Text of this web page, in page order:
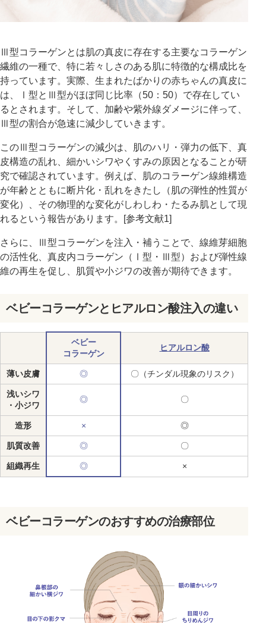
Ⅲ型コラーゲンとは肌の真皮に存在する主要なコラーゲン
繊維の一種で、特に若々しさのある肌に特徴的な構成比を
持っています。実際、生まれたばかりの赤ちゃんの真皮に
は、Ⅰ型とⅢ型がほぼ同じ比率（50：50）で存在してい
るとされます。そして、加齢や紫外線ダメージに伴って、
Ⅲ型の割合が急速に減少していきます。
このⅢ型コラーゲンの減少は、肌のハリ・弾力の低下、真
皮構造の乱れ、細かいシワやくすみの原因となることが研
究で確認されています。例えば、肌のコラーゲン線維構造
が年齢とともに断片化・乱れをきたし（肌の弾性的性質が
変化）、その物理的な変化がしわしわ・たるみ肌として現
れるという報告があります。[参考文献1]
さらに、Ⅲ型コラーゲンを注入・補うことで、線維芽細胞
の活性化、真皮内コラーゲン（Ⅰ型・Ⅲ型）および弾性線
維の再生を促し、肌質や小ジワの改善が期待できます。
ベビーコラーゲンとヒアルロン酸注入の違い
ベビー
コラーゲン
ヒアルロン酸
薄い皮膚 ◎ 〇（チンダル現象のリスク）
浅いシワ
・小ジワ
◎ 〇
造形 × ◎
肌質改善 ◎ 〇
組織再生 ◎ ×
ベビーコラーゲンのおすすめの治療部位